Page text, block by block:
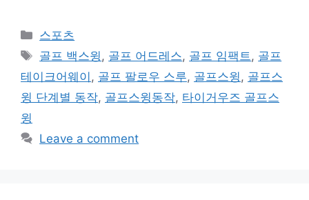
Categories
스포츠
Tags
골프 백스윙 , 골프 어드레스, 골프 임팩트 , 골프
테이크어웨이 , 골프 팔로우 스루, 골프스윙 , 골프스
윙 단계별 동작, 골프스윙동작, 타이거우즈 골프스
윙
Leave a comment